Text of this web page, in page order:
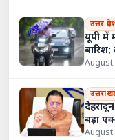
उत्तर
यूपी में
August
बड़ा
August